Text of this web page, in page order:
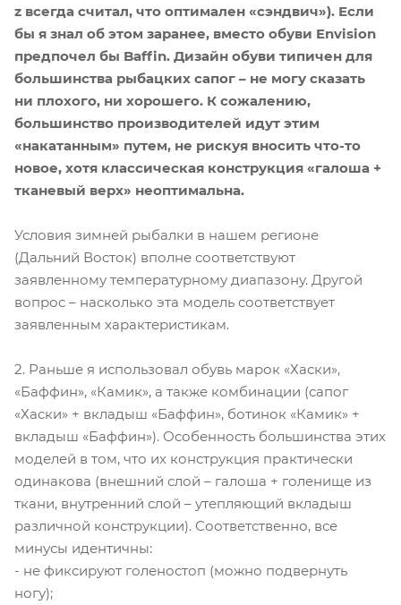
z всегда считал, что оптимален «сэндвич»). Если
бы я знал об этом заранее, вместо обуви Envision
предпочел бы Baffin. Дизайн обуви типичен для
большинства рыбацких сапог – не могу сказать
ни плохого, ни хорошего. К сожалению,
большинство производителей идут этим
«накатанным» путем, не рискуя вносить что-то
новое, хотя классическая конструкция «галоша +
тканевый верх» неоптимальна.
Условия зимней рыбалки в нашем регионе
(Дальний Восток) вполне соответствуют
заявленному температурному диапазону. Другой
вопрос – насколько эта модель соответствует
заявленным характеристикам.
2. Раньше я использовал обувь марок «Хаски»,
«Баффин», «Камик», а также комбинации (сапог
«Хаски» + вкладыш «Баффин», ботинок «Камик» +
вкладыш «Баффин»). Особенность большинства этих
моделей в том, что их конструкция практически
одинакова (внешний слой – галоша + голенище из
ткани, внутренний слой – утепляющий вкладыш
различной конструкции). Соответственно, все
минусы идентичны:
- не фиксируют голеностоп (можно подвернуть
ногу);